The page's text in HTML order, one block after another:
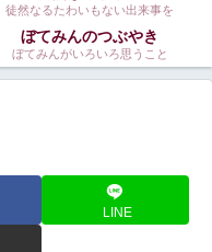
徒然なるたわいもない出来事を
ぼてみんのつぶやき
ぼてみんがいろいろ思うこと
LINE